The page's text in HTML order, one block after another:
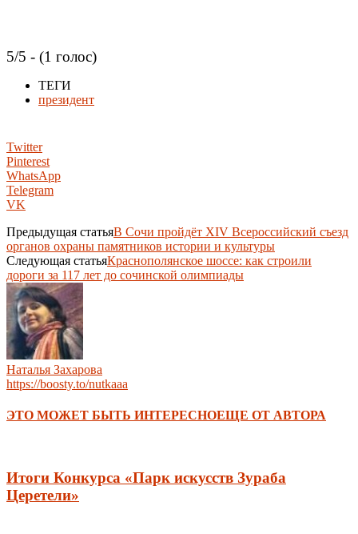
5/5 - (1 голос)
ТЕГИ
президент
Twitter
Pinterest
WhatsApp
Telegram
VK
Предыдущая статьяВ Сочи пройдёт XIV Всероссийский съезд
органов охраны памятников истории и культуры
Следующая статьяКраснополянское шоссе: как строили
дороги за 117 лет до сочинской олимпиады
Наталья Захарова
https://boosty.to/nutkaaa
ЭТО МОЖЕТ БЫТЬ ИНТЕРЕСНОЕЩЕ ОТ АВТОРА
Итоги Конкурса «Парк искусств Зураба
Церетели»